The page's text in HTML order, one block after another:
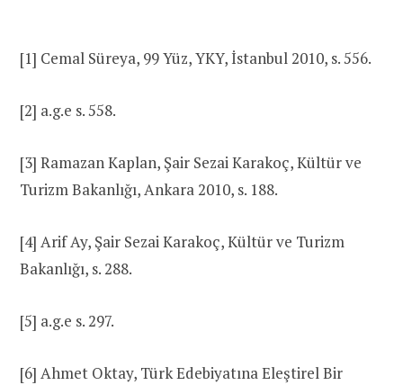
[1] Cemal Süreya, 99 Yüz, YKY, İstanbul 2010, s. 556.
[2] a.g.e s. 558.
[3] Ramazan Kaplan, Şair Sezai Karakoç, Kültür ve
Turizm Bakanlığı, Ankara 2010, s. 188.
[4] Arif Ay, Şair Sezai Karakoç, Kültür ve Turizm
Bakanlığı, s. 288.
[5] a.g.e s. 297.
[6] Ahmet Oktay, Türk Edebiyatına Eleştirel Bir